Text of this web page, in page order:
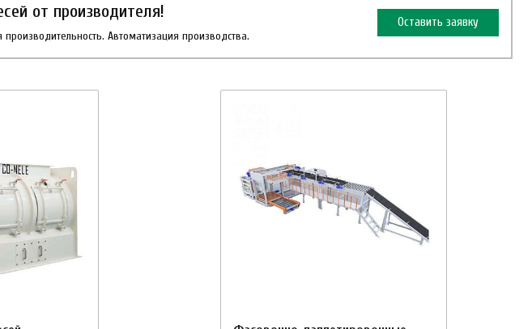
от производителя!
Автоматизация производства.
Оставить заявку